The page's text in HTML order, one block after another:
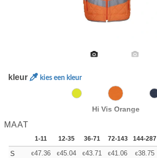
kleur kies een kleur
Hi Vis Orange
MAAT
1-11 12-35 36-71 72-143 144-287
S €47.36 €45.04 €43.71 €41.06 €38.75